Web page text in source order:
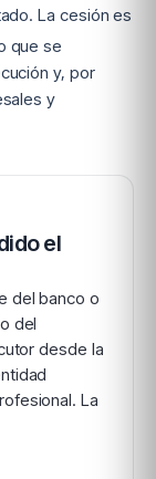
La cesión es
que se
y, por
y
el
del banco o
del
desde la
La